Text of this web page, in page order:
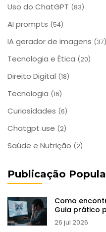
Uso do ChatGPT (83)
AI prompts (54)
IA gerador de imagens (37)
Tecnologia e Ética (20)
Direito Digital (18)
Tecnologia (16)
Curiosidades (6)
Chatgpt use (2)
Saúde e Nutrição (2)
Publicação
Como
Guia prático
26 jul 2026